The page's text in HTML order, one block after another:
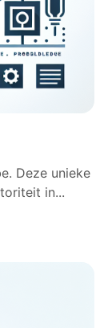
Deze unieke
in...